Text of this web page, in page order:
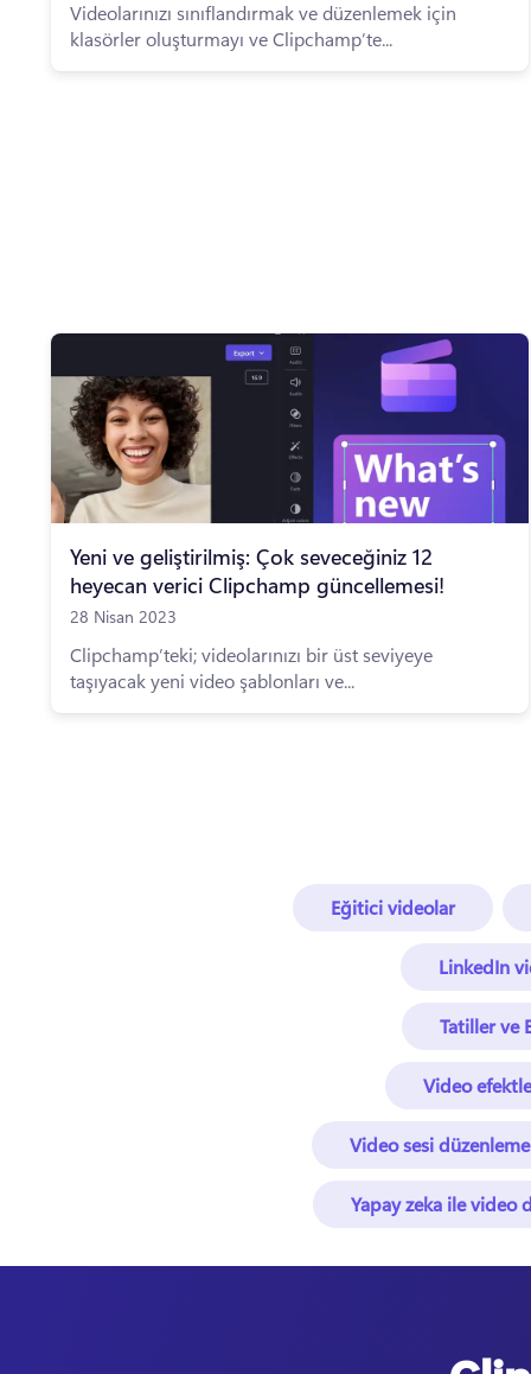
Videolarınızı sınıflandırmak ve düzenlemek için
klasörler oluşturmayı ve Clipchamp’te...
Yeni ve geliştirilmiş: Çok seveceğiniz 12
heyecan verici Clipchamp güncellemesi!
28 Nisan 2023
Clipchamp’teki; videolarınızı bir üst seviyeye
taşıyacak yeni video şablonları ve...
Eğitici videolar
LinkedIn
Tatiller ve
Video
Video sesi düzenleme
Yapay zeka ile video